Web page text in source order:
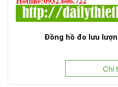
Đồng hồ đo lưu
Chi